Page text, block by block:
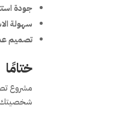
جودة
سهولة
تصميم
ختامًا
شخصيتك